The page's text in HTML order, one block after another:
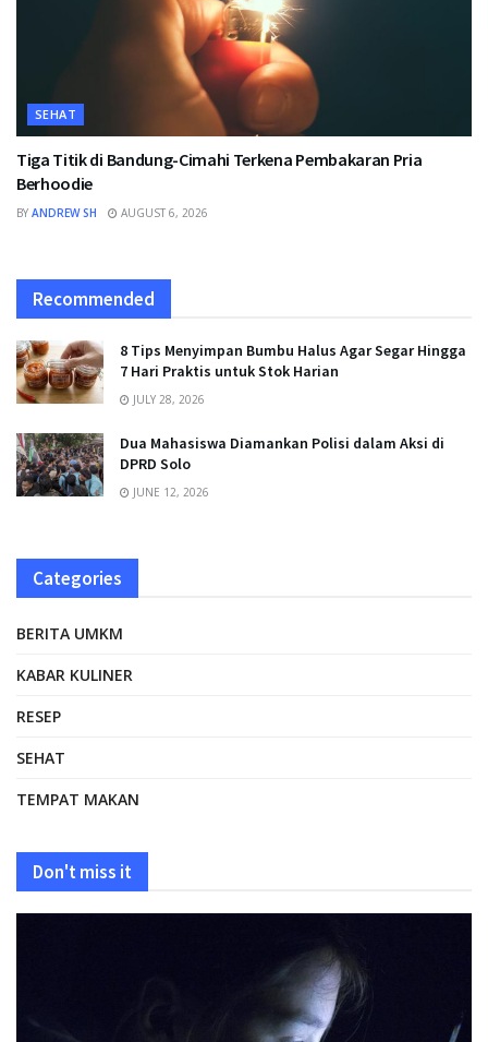
SEHAT
Tiga Titik di Bandung-Cimahi Terkena Pembakaran Pria
Berhoodie
BY ANDREW SH AUGUST 6, 2026
Recommended
8 Tips Menyimpan Bumbu Halus Agar Segar Hingga
7 Hari Praktis untuk Stok Harian
JULY 28, 2026
Dua Mahasiswa Diamankan Polisi dalam Aksi di
DPRD Solo
JUNE 12, 2026
Categories
BERITA UMKM
KABAR KULINER
RESEP
SEHAT
TEMPAT MAKAN
Don't miss it